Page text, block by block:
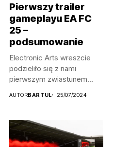
Pierwszy trailer
gameplayu EA FC
25 –
podsumowanie
Electronic Arts wreszcie
podzieliło się z nami
pierwszym zwiastunem
AUTORBARTUL 25/07/2024